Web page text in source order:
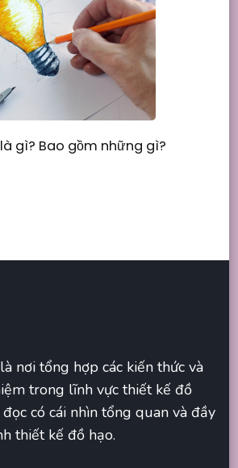
gì? Bao gồm những gì?
nơi tổng hợp các kiến thức và
trong lĩnh vực thiết kế đồ
có cái nhìn tổng quan và đầy
thiết kế đồ hạo.